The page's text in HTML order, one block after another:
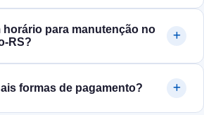
horário para manutenção no
formas de pagamento?